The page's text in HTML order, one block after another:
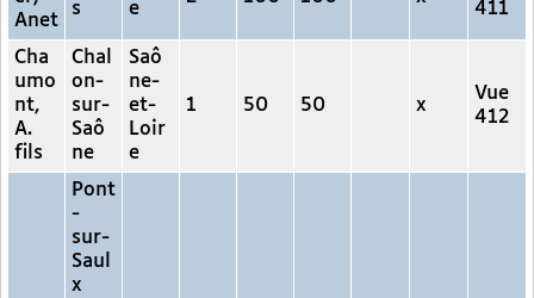
Anet
s e 411
Cha
umo
nt,
A.
fils
Chal
on-
sur-
Saô
ne
Saô
ne-
et-
Loir
e
1 50 50 x
Vue
412
Pont
-
sur-
Saul
x